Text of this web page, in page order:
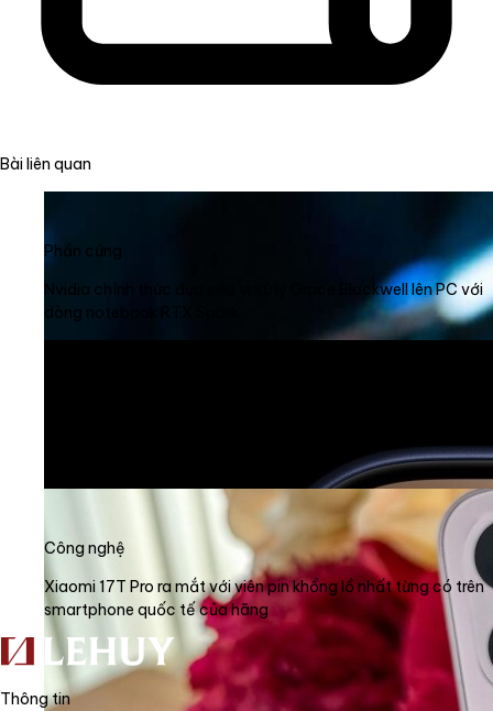
Bài liên quan
Phần cứng
Nvidia chính thức đưa siêu vi xử lý Grace Blackwell lên PC với
dòng notebook RTX Spark
Công nghệ
Xiaomi 17T Pro ra mắt với viên pin khổng lồ nhất từng có trên
smartphone quốc tế của hãng
Thông tin